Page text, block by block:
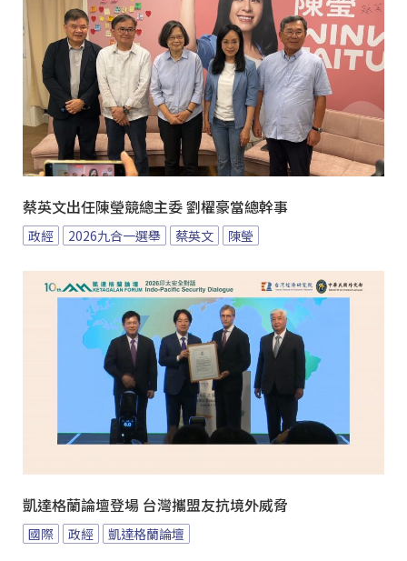
蔡英文出任陳瑩競總主委 劉櫂豪當總幹事
政經 2026九合一選舉 蔡英文 陳瑩
凱達格蘭論壇登場 台灣攜盟友抗境外威脅
國際 政經 凱達格蘭論壇